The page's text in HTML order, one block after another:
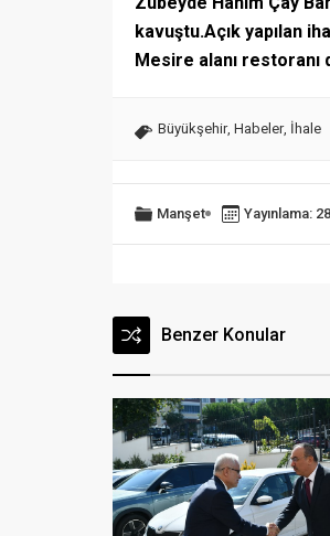
kavuştu.Açık yapılan
Mesire alanı restoranı
Büyükşehir, Habeler, İhale
Manşet Yayınlama:
Benzer Konular